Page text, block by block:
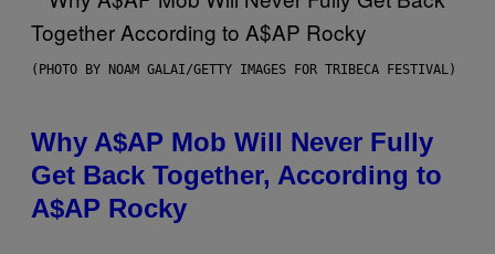
(PHOTO BY NOAM GALAI/GETTY IMAGES FOR TRIBECA FESTIVAL)
Why A$AP Mob Will Never Fully
Get Back Together, According to
A$AP Rocky